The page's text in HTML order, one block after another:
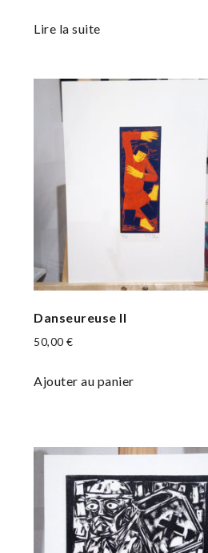
Lire la suite
Danseureuse II
50,00€
Ajouter au panier